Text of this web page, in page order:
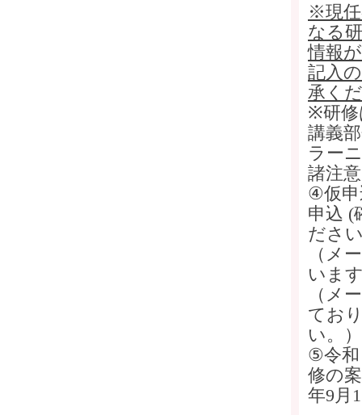
※現
なる
情報
記入
承く
※研修
講義
ラー
諸注
④仮申
申込 (
ださ
（メ
いま
（メ
てお
い。）
⑤令和
修の
年9月